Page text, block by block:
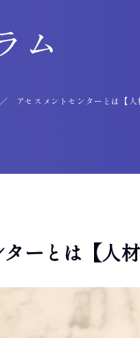
ム
アセスメントセンターとは【人
ーとは【人